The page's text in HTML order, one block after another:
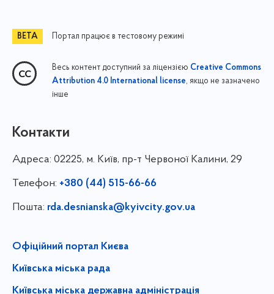
Портал працює в тестовому режимі
Весь контент доступний за ліцензією Creative Commons
Attribution 4.0 International license, якщо не зазначено
інше
Контакти
Адреса: 02225, м. Київ, пр-т Червоної Калини, 29
Телефон: +380 (44) 515-66-66
Пошта: rda.desnianska@kyivcity.gov.ua
Офіційний портал Києва
Київська міська рада
Київська міська державна адміністрація